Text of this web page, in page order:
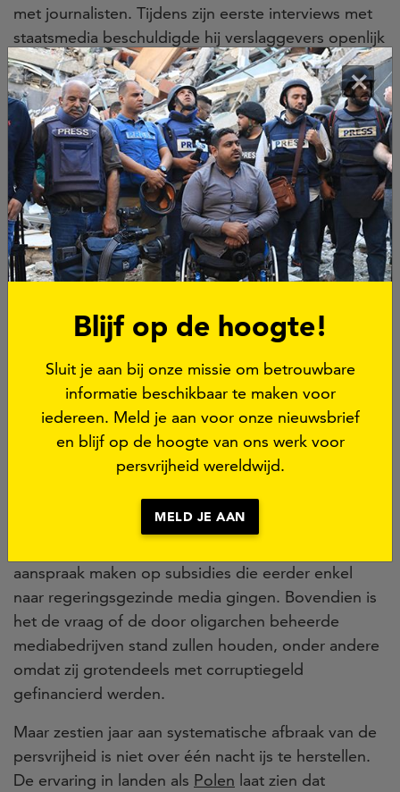
met journalisten. Tijdens zijn eerste interviews met
staatsmedia beschuldigde hij verslaggevers openlijk
van het verspreiden van leugens en propaganda, en
vergeleek hun berichtgeving met die uit Noord-
Korea en nazi-Duitsland.
Zijn harde aanpak van staatsmedia is begrijpelijk
gezien hun rol als propagandamachine onder
Orbán. Maar als hij werkelijk persvrijheid wil
bevorderen zal hij moeten investeren in een
onafhankelijk en pluriform medialandschap en zal
zijn regering zelf ook een voorbeeldrol moeten
journalisten.
Földes is zich samen met zijn collegajournalisten
aan het voorbereiden op dit toekomstige
pluriforme medialandschap. Daarbij gaat het
gesprek ook over de inkomstenbronnen. Ten tijde
van Orban doneerden burgers graag voor
betrouwbare en onafhankelijke journalistiek. Zal dat
nu veranderen? Aan de andere kant kunnen
aanspraak maken op subsidies die eerder enkel
naar regeringsgezinde media gingen. Bovendien is
het de vraag of de door oligarchen beheerde
mediabedrijven stand zullen houden, onder andere
omdat zij grotendeels met corruptiegeld
gefinancierd werden.
Maar zestien jaar aan systematische afbraak van de
persvrijheid is niet over één nacht ijs te herstellen.
De ervaring in landen als Polen laat zien dat
×
Blijf op de hoogte!
Sluit je aan bij onze missie om betrouwbare
informatie beschikbaar te maken voor
iedereen. Meld je aan voor onze nieuwsbrief
en blijf op de hoogte van ons werk voor
persvrijheid wereldwijd.
MELD JE AAN